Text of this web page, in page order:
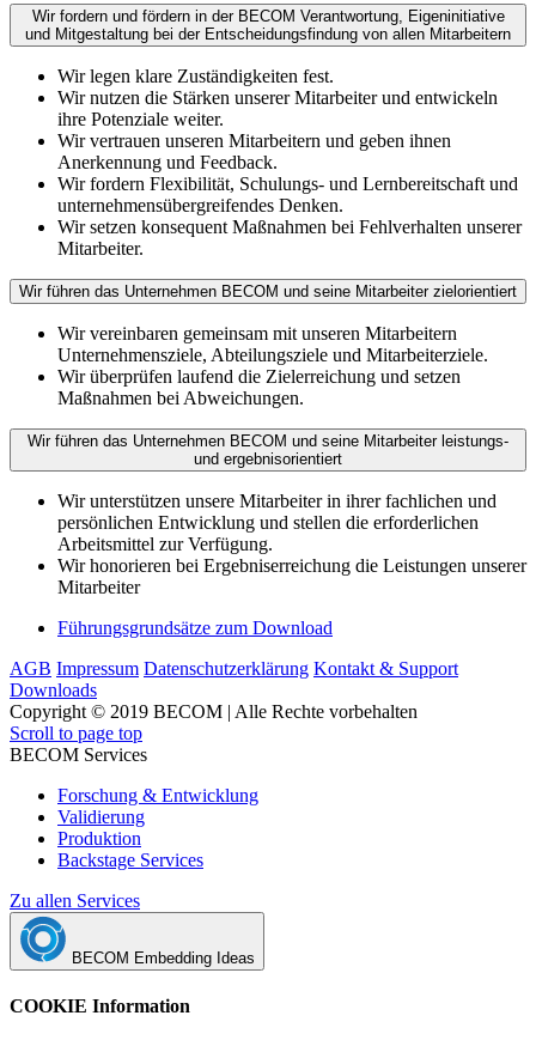
Wir fordern und fördern in der BECOM Verantwortung, Eigeninitiative
und Mitgestaltung bei der Entscheidungsfindung von allen Mitarbeitern
Wir legen klare Zuständigkeiten fest.
Wir nutzen die Stärken unserer Mitarbeiter und entwickeln
ihre Potenziale weiter.
Wir vertrauen unseren Mitarbeitern und geben ihnen
Anerkennung und Feedback.
Wir fordern Flexibilität, Schulungs- und Lernbereitschaft und
unternehmensübergreifendes Denken.
Wir setzen konsequent Maßnahmen bei Fehlverhalten unserer
Mitarbeiter.
Wir führen das Unternehmen BECOM und seine Mitarbeiter zielorientiert
Wir vereinbaren gemeinsam mit unseren Mitarbeitern
Unternehmensziele, Abteilungsziele und Mitarbeiterziele.
Wir überprüfen laufend die Zielerreichung und setzen
Maßnahmen bei Abweichungen.
Wir führen das Unternehmen BECOM und seine Mitarbeiter leistungs-
und ergebnisorientiert
Wir unterstützen unsere Mitarbeiter in ihrer fachlichen und
persönlichen Entwicklung und stellen die erforderlichen
Arbeitsmittel zur Verfügung.
Wir honorieren bei Ergebniserreichung die Leistungen unserer
Mitarbeiter
Führungsgrundsätze zum Download
AGB Impressum Datenschutzerklärung Kontakt & Support
Downloads
Copyright © 2019 BECOM | Alle Rechte vorbehalten
Scroll to page top
BECOM Services
Forschung & Entwicklung
Validierung
Produktion
Backstage Services
Zu allen Services
BECOM Embedding Ideas
COOKIE Information